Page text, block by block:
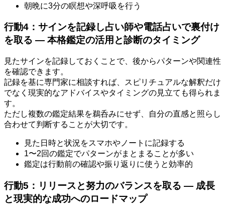
朝晩に3分の瞑想や深呼吸を行う
行動4：サインを記録し占い師や電話占いで裏付け
を取る — 本格鑑定の活用と診断のタイミング
見たサインを記録しておくことで、後からパターンや関連性
を確認できます。
記録を基に専門家に相談すれば、スピリチュアルな解釈だけ
でなく現実的なアドバイスやタイミングの見立ても得られま
す。
ただし複数の鑑定結果を鵜呑みにせず、自分の直感と照らし
合わせて判断することが大切です。
見た日時と状況をスマホやノートに記録する
1〜2回の鑑定でパターンがまとまることが多い
鑑定は行動前の確認や振り返りに使うと効率的
行動5：リリースと努力のバランスを取る — 成長
と現実的な成功へのロードマップ